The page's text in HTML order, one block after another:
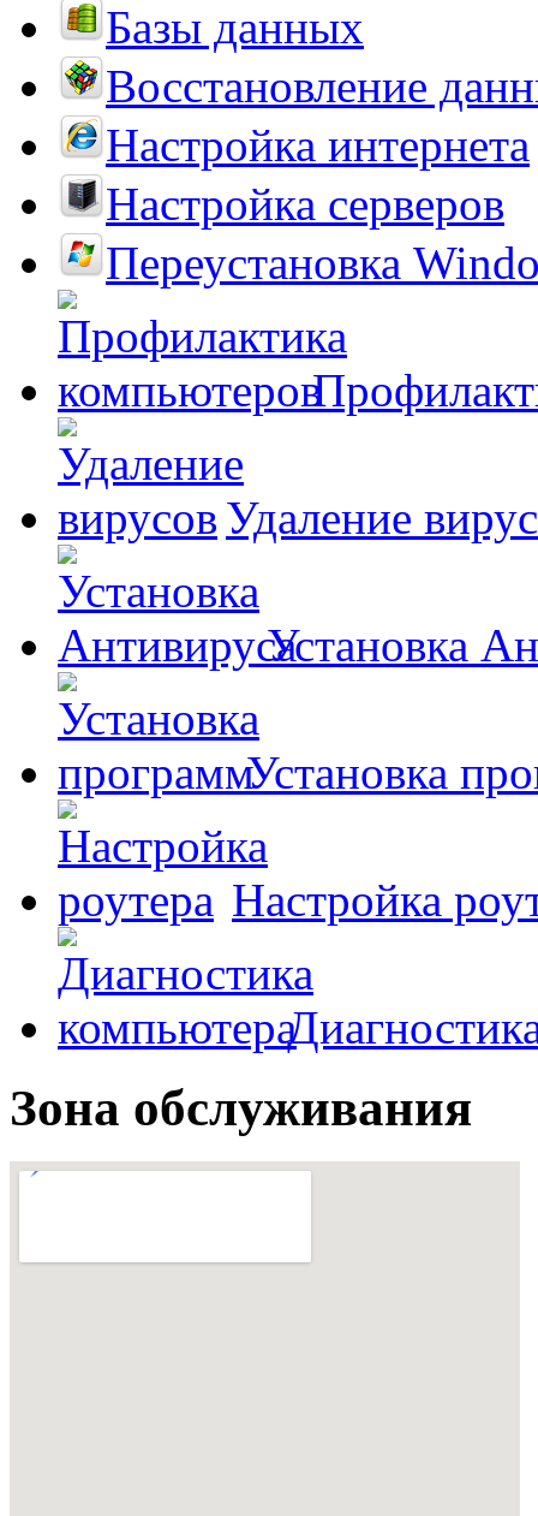
Базы данных
Восстановление
Настройка интернета
Настройка серверов
Переустановка
Удаление
Установка
Установка
Настройка
Зона обслуживания